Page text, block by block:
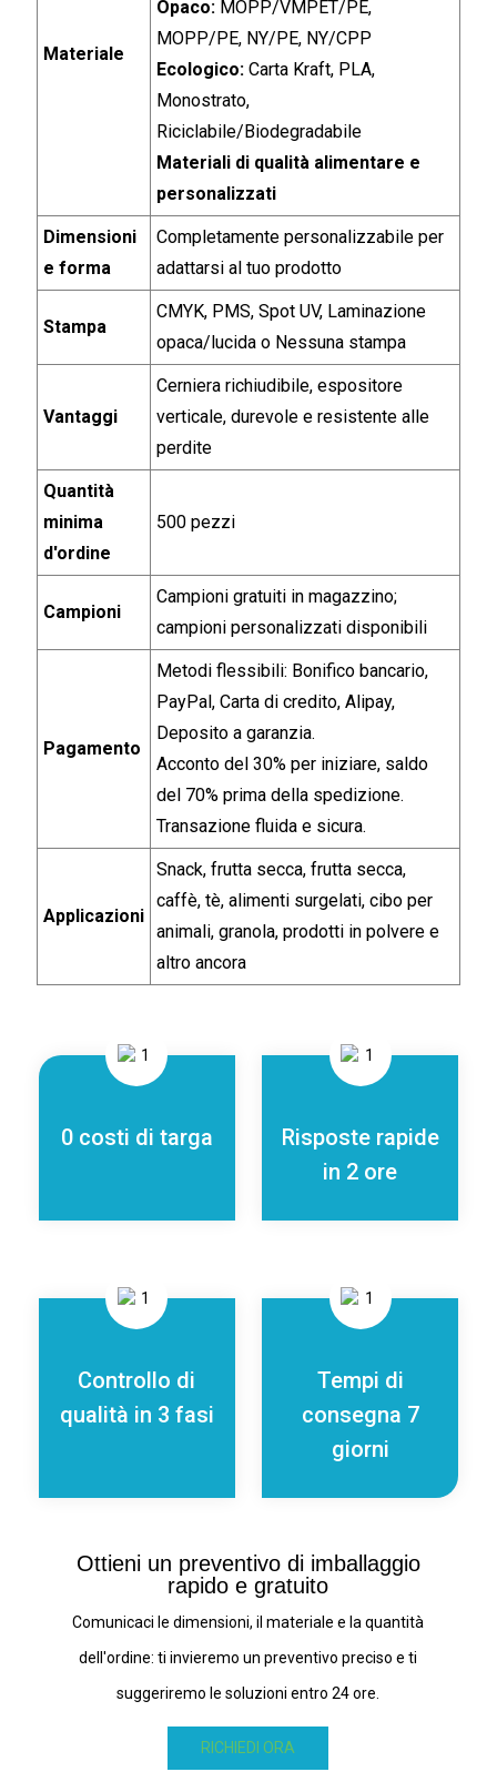
Materiale
Opaco:MOPP/VMPET/PE,
MOPP/PE, NY/PE, NY/CPP
Ecologico:Carta Kraft, PLA,
Monostrato,
Riciclabile/Biodegradabile
Materiali di qualità alimentare e
personalizzati
Dimensioni
e forma
Completamente personalizzabile per
adattarsi al tuo prodotto
Stampa
CMYK, PMS, Spot UV, Laminazione
opaca/lucida o Nessuna stampa
Vantaggi
Cerniera richiudibile, espositore
verticale, durevole e resistente alle
perdite
Quantità
minima
d'ordine
500 pezzi
Campioni
Campioni gratuiti in magazzino;
campioni personalizzati disponibili
Pagamento
Metodi flessibili: Bonifico bancario,
PayPal, Carta di credito, Alipay,
Deposito a garanzia.
Acconto del 30% per iniziare, saldo
del 70% prima della spedizione.
Transazione fluida e sicura.
Applicazioni
Snack, frutta secca, frutta secca,
caffè, tè, alimenti surgelati, cibo per
animali, granola, prodotti in polvere e
altro ancora
0 costi di targa
Risposte rapide
in 2 ore
Controllo di
qualità in 3 fasi
Tempi di
consegna 7
giorni
Ottieni un preventivo di imballaggio
rapido e gratuito
Comunicaci le dimensioni, il materiale e la quantità
dell'ordine: ti invieremo un preventivo preciso e ti
suggeriremo le soluzioni entro 24 ore.
RICHIEDI ORA